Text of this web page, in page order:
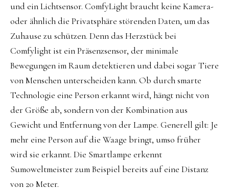
und ein Lichtsensor. ComfyLight braucht keine Kamera-
oder ähnlich die Privatsphäre störenden Daten, um das
Zuhause zu schützen. Denn das Herzstück bei
Comfylight ist ein Präsenzsensor, der minimale
Bewegungen im Raum detektieren und dabei sogar Tiere
von Menschen unterscheiden kann. Ob durch smarte
Technologie eine Person erkannt wird, hängt nicht von
der Größe ab, sondern von der Kombination aus
Gewicht und Entfernung von der Lampe. Generell gilt: Je
mehr eine Person auf die Waage bringt, umso früher
wird sie erkannt. Die Smartlampe erkennt
Sumoweltmeister zum Beispiel bereits auf eine Distanz
von 20 Meter.